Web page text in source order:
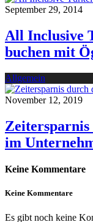
September 29, 2014
All Inclusive
buchen mit
Allgemein
November 12, 2019
im
Keine Kommentare
Keine Kommentare
Es gibt noch keine